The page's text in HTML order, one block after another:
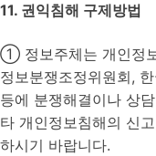
11. 권익침해 구제방법
① 정보주체는 개인정
정보분쟁조정위원회,
등에 분쟁해결이나 상
타 개인정보침해의 신
하시기 바랍니다.